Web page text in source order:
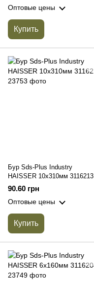
Оптовые цены
Купить
Бур Sds-Plus Industry
HAISSER 10х310мм 3116213
90.60 грн
Оптовые цены
Купить